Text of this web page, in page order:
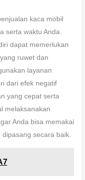
kaca mobil
serta waktu Anda.
dapat memerlukan
ruwet dan
layanan
dari efek negatif
yang cepat serta
melaksanakan
Anda bisa memakai
secara baik.